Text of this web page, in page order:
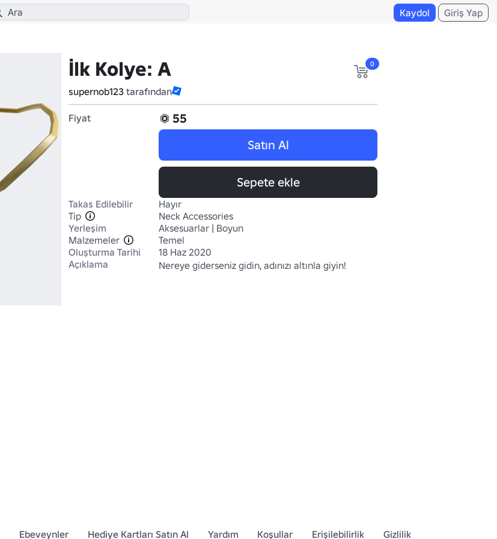
Kaydol Giriş Yap
İlk Kolye: A
supernob123 tarafından
0
Fiyat
55
Satın Al
Sepete ekle
Takas Edilebilir
Hayır
Tip
Neck Accessories
Yerleşim
Aksesuarlar | Boyun
Malzemeler
Temel
Oluşturma Tarihi
18 Haz 2020
Açıklama
Nereye giderseniz gidin, adınızı altınla giyin!
Ebeveynler Hediye Kartları Satın Al Yardım Koşullar Erişilebilirlik Gizlilik